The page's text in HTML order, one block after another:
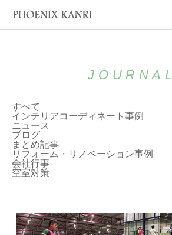
JOURNAL
すべて
インテリアコーディネート事例
ニュース
ブログ
まとめ記事
リフォーム・リノベーション事例
会社行事
空室対策